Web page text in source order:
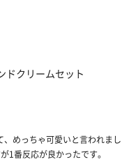
クリームセット
めっちゃ可愛いと言われまし
1番反応が良かったです。